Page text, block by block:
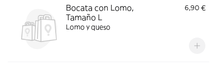
Bocata con Lomo,
Tamaño L
6,90 €
Lomo y queso